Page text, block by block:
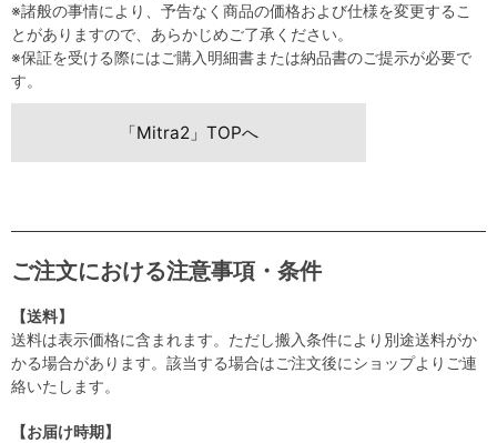
※諸般の事情により、予告なく商品の価格および仕様を変更するこ
とがありますので、あらかじめご了承ください。
※保証を受ける際にはご購入明細書または納品書のご提示が必要で
す。
「Mitra2」TOPへ
ご注文における注意事項・条件
【送料】
送料は表示価格に含まれます。ただし搬入条件により別途送料がか
かる場合があります。該当する場合はご注文後にショップよりご連
絡いたします。
【お届け時期】